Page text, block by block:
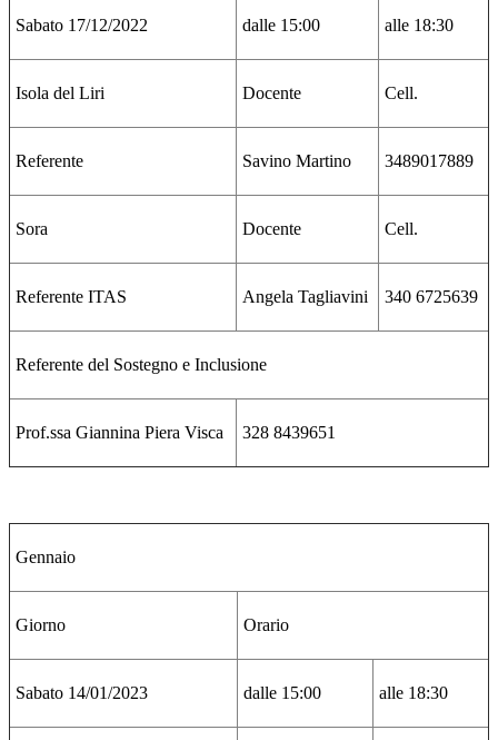
Sabato 17/12/2022 dalle 15:00 alle 18:30
Isola del Liri Docente Cell.
Referente Savino Martino 3489017889
Sora Docente Cell.
Referente ITAS Angela Tagliavini 340 6725639
Referente del Sostegno e Inclusione
Prof.ssa Giannina Piera Visca 328 8439651
Gennaio
Giorno Orario
Sabato 14/01/2023 dalle 15:00 alle 18:30